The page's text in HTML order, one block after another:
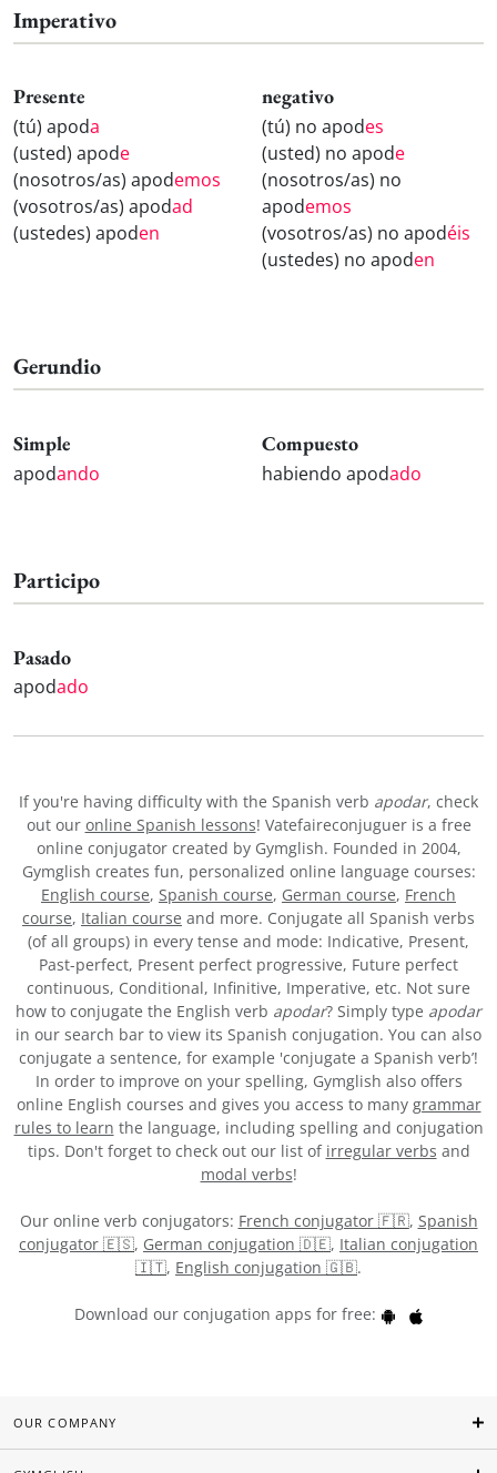
Imperativo
Presente
(tú) apoda
(usted) apode
(nosotros/as) apodemos
(vosotros/as) apodad
(ustedes) apoden
negativo
(tú) no apodes
(usted) no apode
(nosotros/as) no
apodemos
(vosotros/as) no apodéis
(ustedes) no apoden
Gerundio
Simple
apodando
Compuesto
habiendo apodado
Participo
Pasado
apodado
If you're having difficulty with the Spanish verb apodar, check
out our online Spanish lessons! Vatefaireconjuguer is a free
online conjugator created by Gymglish. Founded in 2004,
Gymglish creates fun, personalized online language courses:
English course, Spanish course, German course, French
course, Italian course and more. Conjugate all Spanish verbs
(of all groups) in every tense and mode: Indicative, Present,
Past-perfect, Present perfect progressive, Future perfect
continuous, Conditional, Infinitive, Imperative, etc. Not sure
how to conjugate the English verb apodar? Simply type apodar
in our search bar to view its Spanish conjugation. You can also
conjugate a sentence, for example 'conjugate a Spanish verb’!
In order to improve on your spelling, Gymglish also offers
online English courses and gives you access to many grammar
rules to learn the language, including spelling and conjugation
tips. Don't forget to check out our list of irregular verbs and
modal verbs!
Our online verb conjugators: French conjugator 🇫🇷, Spanish
conjugator 🇪🇸, German conjugation 🇩🇪, Italian conjugation
🇮🇹, English conjugation 🇬🇧.
Download our conjugation apps for free:
OUR COMPANY